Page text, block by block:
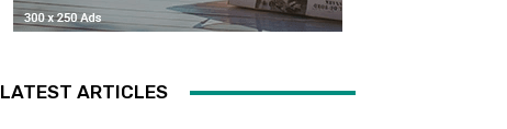
LATEST ARTICLES